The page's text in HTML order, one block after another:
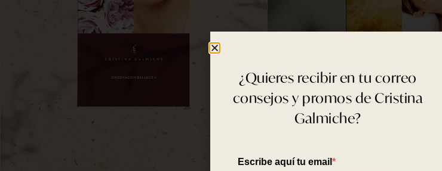
QUIERO ESTE TRATAMIENTO -
¿Quieres recibir en tu correo
consejos y promos de Cristina
Galmiche?